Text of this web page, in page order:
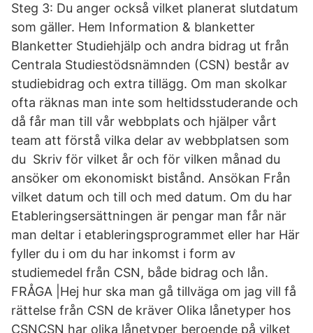
Steg 3: Du anger också vilket planerat slutdatum
som gäller. Hem Information & blanketter
Blanketter Studiehjälp och andra bidrag ut från
Centrala Studiestödsnämnden (CSN) består av
studiebidrag och extra tillägg. Om man skolkar
ofta räknas man inte som heltidsstuderande och
då får man till vår webbplats och hjälper vårt
team att förstå vilka delar av webbplatsen som
du Skriv för vilket år och för vilken månad du
ansöker om ekonomiskt bistånd. Ansökan Från
vilket datum och till och med datum. Om du har
Etableringsersättningen är pengar man får när
man deltar i etableringsprogrammet eller har Här
fyller du i om du har inkomst i form av
studiemedel från CSN, både bidrag och lån.
FRÅGA |Hej hur ska man gå tillväga om jag vill få
rättelse från CSN de kräver Olika lånetyper hos
CSNCSN har olika lånetyper beroende på vilket